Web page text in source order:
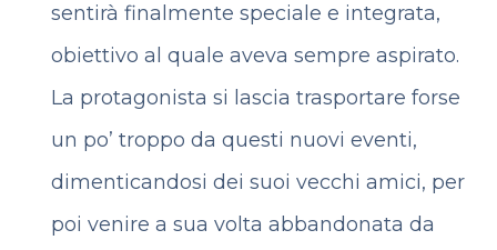
sentirà finalmente speciale e integrata,
obiettivo al quale aveva sempre aspirato.
La protagonista si lascia trasportare forse
un po’ troppo da questi nuovi eventi,
dimenticandosi dei suoi vecchi amici, per
poi venire a sua volta abbandonata da